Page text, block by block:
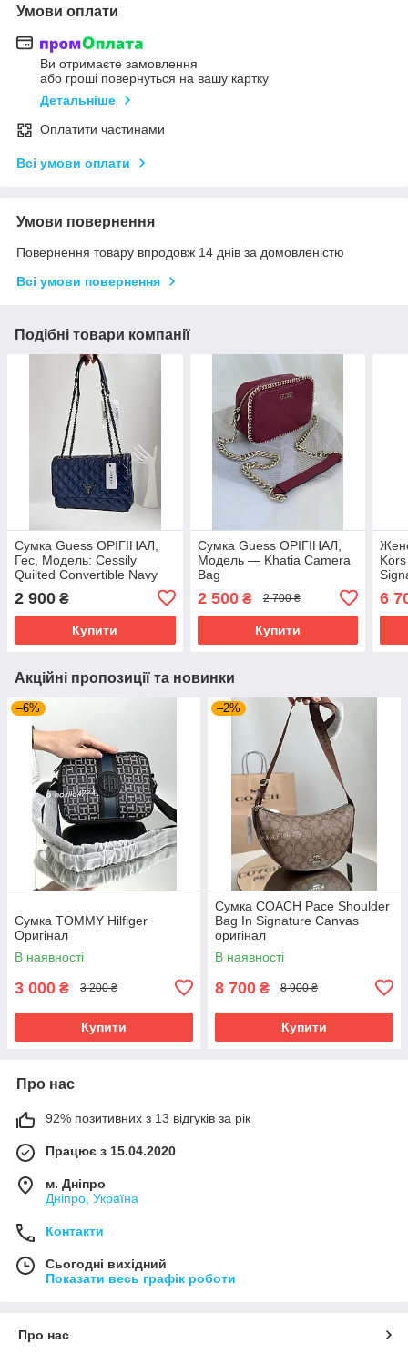
Умови оплати
Ви отримаєте замовлення
або гроші повернуться на вашу картку
Детальніше
Оплатити частинами
Всі умови оплати
Умови повернення
Повернення товару впродовж 14 днів за домовленістю
Всі умови повернення
Подібні товари компанії
Сумка Guess ОРІГІНАЛ,
Гес, Модель: Cessily
Quilted Convertible Navy
2 900 ₴
Купити
Сумка Guess ОРІГІНАЛ,
Модель — Khatia Camera
Bag
2 500₴ 2 700 ₴
Купити
6
Акційні пропозиції та новинки
–6%
Сумка TOMMY Hilfiger
Оригінал
В наявності
3 000 ₴ 3 200 ₴
Купити
–2%
Сумка COACH Pace Shoulder
Bag In Signature Canvas
оригінал
В наявності
8 700 ₴ 8 900 ₴
Купити
Про нас
92% позитивних з 13 відгуків за рік
Працює з 15.04.2020
м. Дніпро
Дніпро, Україна
Контакти
Сьогодні вихідний
Показати весь графік роботи
Про нас